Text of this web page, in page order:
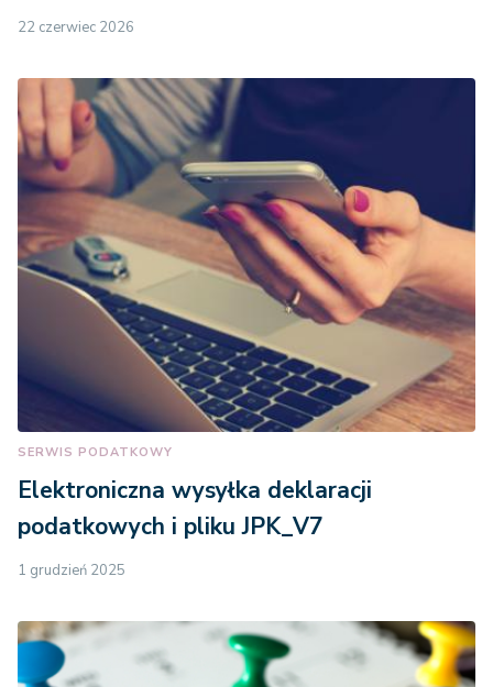
22 czerwiec 2026
SERWIS PODATKOWY
Elektroniczna wysyłka deklaracji
podatkowych i pliku JPK_V7
1 grudzień 2025